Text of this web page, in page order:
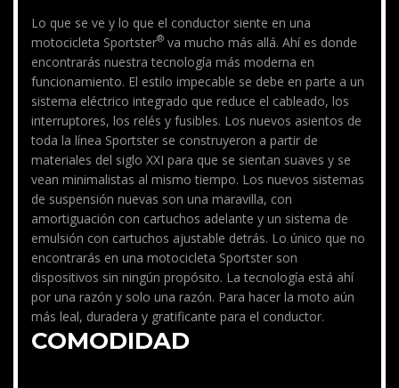
Lo que se ve y lo que el conductor siente en una
motocicleta Sportster® va mucho más allá. Ahí es donde
encontrarás nuestra tecnología más moderna en
funcionamiento. El estilo impecable se debe en parte a un
sistema eléctrico integrado que reduce el cableado, los
interruptores, los relés y fusibles. Los nuevos asientos de
toda la línea Sportster se construyeron a partir de
materiales del siglo XXI para que se sientan suaves y se
vean minimalistas al mismo tiempo. Los nuevos sistemas
de suspensión nuevas son una maravilla, con
amortiguación con cartuchos adelante y un sistema de
emulsión con cartuchos ajustable detrás. Lo único que no
encontrarás en una motocicleta Sportster son
dispositivos sin ningún propósito. La tecnología está ahí
por una razón y solo una razón. Para hacer la moto aún
más leal, duradera y gratificante para el conductor.
COMODIDAD